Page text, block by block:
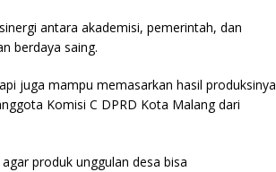
antara akademisi, pemerintah, dan
berdaya saing.
juga mampu memasarkan hasil produksinya
Komisi C DPRD Kota Malang dari
produk unggulan desa bisa